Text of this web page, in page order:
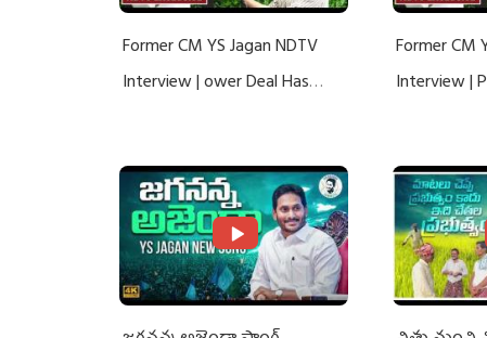
Former CM YS Jagan NDTV
Interview | ower Deal Has
Former CM
Interview |